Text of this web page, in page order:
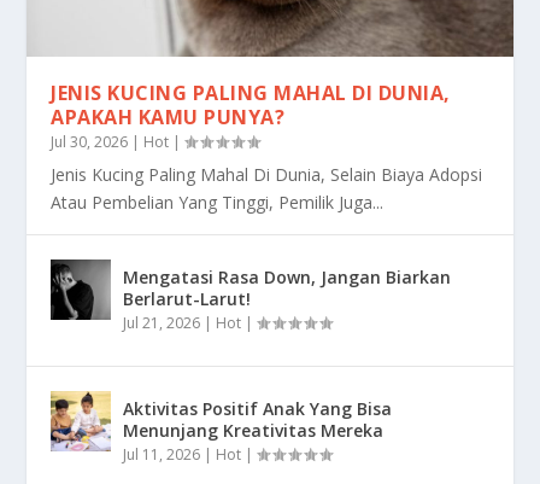
JENIS KUCING PALING MAHAL DI DUNIA,
APAKAH KAMU PUNYA?
Jul 30, 2026 | Hot |
Jenis Kucing Paling Mahal Di Dunia, Selain Biaya Adopsi
Atau Pembelian Yang Tinggi, Pemilik Juga...
Mengatasi Rasa Down, Jangan Biarkan
Berlarut-Larut!
Jul 21, 2026 | Hot |
Aktivitas Positif Anak Yang Bisa
Menunjang Kreativitas Mereka
Jul 11, 2026 | Hot |